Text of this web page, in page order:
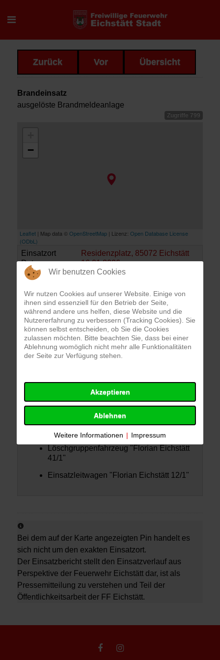
Zurück Vor Übersicht
Brandeinsatz
ausgelöste Brandmeldeanlage
Zugriffe 799
−
Leaflet | Map data © OpenStreetMap | Lizenz: Open Database License
(ODbL)
Einsatzort
Residenzplatz, 85072 Eichstätt
Datum
16.01.2026
Alarmierungszeit22:47 Uhr
Einsatzdauer
Alarmierungsart Funkmeldeempfänger
Einsatzbericht
Wir wurden zu einer ausgelösten
Brandmeldeanlage alarmiert. Nach Erkundung des
Einsatzkräfte
Löschgruppenfahrzeug "Florian Eichstätt
41/1"
Einsatzleitwagen "Florian Eichstätt 12/1"
Bei dem auf der Karte angezeigten Pin handelt es
sich nicht um den exakten Einsatzort.
Der Einsatzbericht stellt den Einsatzverlauf aus
Perspektive der Feuerwehr Eichstätt dar, ist als
Pressemitteilung zu verstehen und Teil der
Öffentlichkeitsarbeit der FF Eichstätt.
Wir benutzen Cookies
Wir nutzen Cookies auf unserer Website. Einige von
ihnen sind essenziell für den Betrieb der Seite,
während andere uns helfen, diese Website und die
Nutzererfahrung zu verbessern (Tracking Cookies). Sie
können selbst entscheiden, ob Sie die Cookies
zulassen möchten. Bitte beachten Sie, dass bei einer
Ablehnung womöglich nicht mehr alle Funktionalitäten
der Seite zur Verfügung stehen.
Akzeptieren
Ablehnen
Weitere Informationen | Impressum